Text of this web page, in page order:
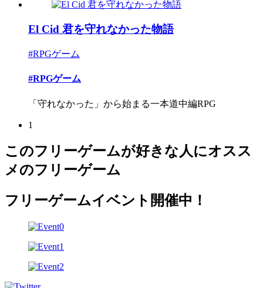
El Cid 君を守れなかった物語
#RPGゲーム
#RPGゲーム
「守れなかった」から始まる一本道中編RPG
1
このフリーゲームが好きな人にオスス
メのフリーゲーム
フリーゲームイベント開催中！